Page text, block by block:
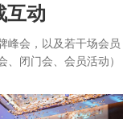
互动
峰会，以及若干场会员
、闭门会、会员活动）